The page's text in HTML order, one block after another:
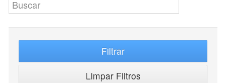
Filtrar
Limpar Filtros